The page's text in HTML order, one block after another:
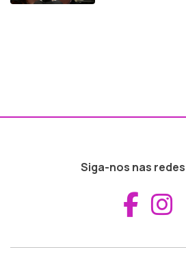
Siga-nos nas